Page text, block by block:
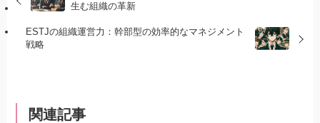
生む組織の革新
ESTJの組織運営力：幹部型の効率的なマネジメント
戦略
関連記事